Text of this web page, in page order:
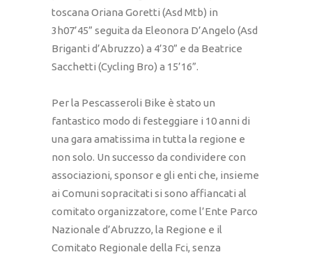
toscana Oriana Goretti (Asd Mtb) in
3h07’45” seguita da Eleonora D’Angelo (Asd
Briganti d’Abruzzo) a 4’30” e da Beatrice
Sacchetti (Cycling Bro) a 15’16”.
Per la Pescasseroli Bike è stato un
fantastico modo di festeggiare i 10 anni di
una gara amatissima in tutta la regione e
non solo. Un successo da condividere con
associazioni, sponsor e gli enti che, insieme
ai Comuni sopracitati si sono affiancati al
comitato organizzatore, come l’Ente Parco
Nazionale d’Abruzzo, la Regione e il
Comitato Regionale della Fci, senza